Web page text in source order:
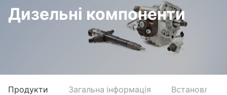
Дизельні компоненти
Продукти Загальна інформація